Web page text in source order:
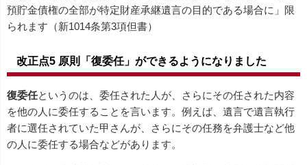
預貯金債権の全部が特定財産承継遺言の目的である場合に」限
られます（新1014条第3項但書）
改正点5 原則「復委任」ができるようになりました
復委任というのは、委任された人が、さらにその任された内容
を他の人に委任することを言います。例えば、遺言で遺言執行
者に選任されていた甲さんが、さらにその任務を弁護士など他
の人に委任する場合などがあります。